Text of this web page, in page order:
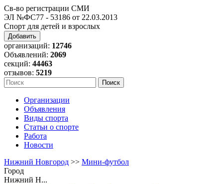
Св-во регистрации СМИ
ЭЛ №ФС77 - 53186 от 22.03.2013
Спорт для детей и взрослых
Добавить
организаций: 12746
Объявлений: 2069
секций: 44463
отзывов: 5219
Организации
Объявления
Виды спорта
Статьи о спорте
Работа
Новости
Нижний Новгород >> Мини-футбол
Город
Нижний Н...